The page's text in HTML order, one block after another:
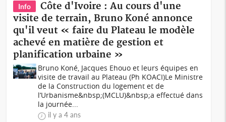
Info
Côte d'Ivoire : Au cours d'une
visite de terrain, Bruno Koné annonce
qu'il veut « faire du Plateau le modèle
achevé en matière de gestion et
planification urbaine »
Bruno Koné, Jacques Ehouo et leurs équipes en
visite de travail au Plateau (Ph KOACI)Le Ministre
de la Construction du logement et de
l’Urbanisme&nbsp;(MCLU)&nbsp;a effectué dans
la journée...
il y a 4 ans